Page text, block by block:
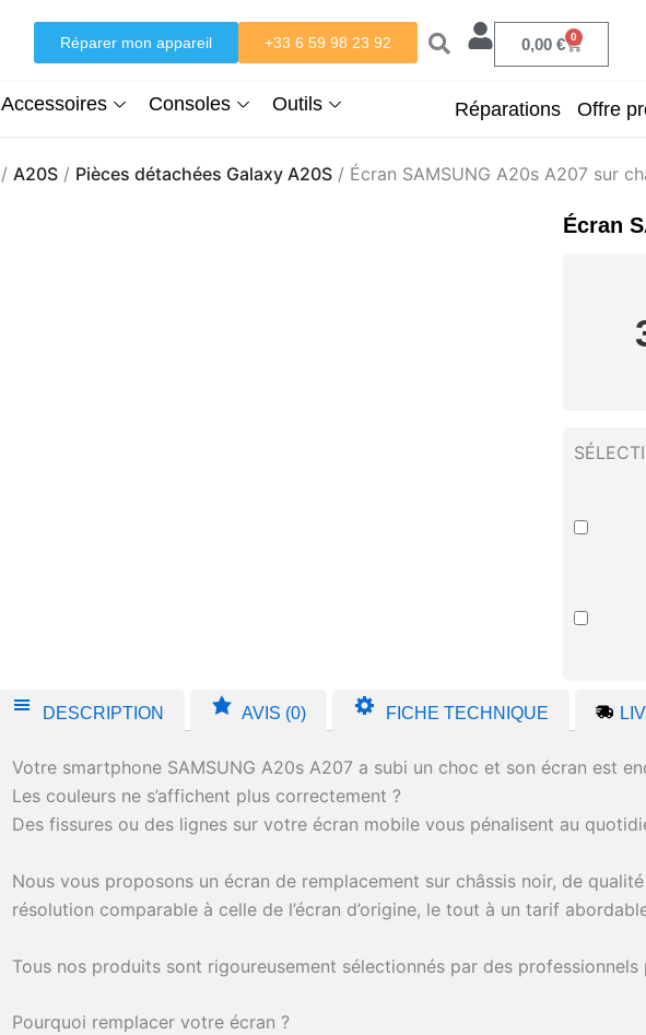
Réparer mon appareil +33 6 59 98 23 92 0,00 € 0
Panier
Accessoires Consoles Outils Réparations Offre
/ A20S / Pièces détachées Galaxy A20S / Écran SAMSUNG A20s A207 sur
Écran
DESCRIPTION AVIS (0) FICHE TECHNIQUE
Votre smartphone SAMSUNG A20s A207 a subi un choc et son écran est
Les couleurs ne s’affichent plus correctement ?
Des fissures ou des lignes sur votre écran mobile vous pénalisent au
Nous vous proposons un écran de remplacement sur châssis noir, de
résolution comparable à celle de l’écran d’origine, le tout à un tarif
Tous nos produits sont rigoureusement sélectionnés par des
Pourquoi remplacer votre écran ?